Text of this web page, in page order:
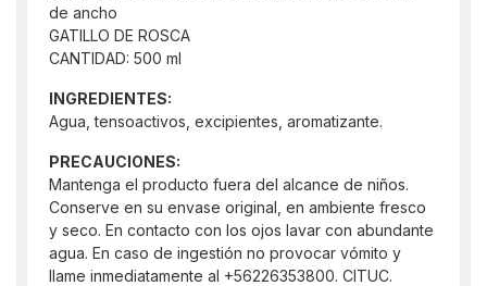
de ancho
GATILLO DE ROSCA
CANTIDAD: 500 ml
INGREDIENTES:
Agua, tensoactivos, excipientes, aromatizante.
PRECAUCIONES:
Mantenga el producto fuera del alcance de niños.
Conserve en su envase original, en ambiente fresco
y seco. En contacto con los ojos lavar con abundante
agua. En caso de ingestión no provocar vómito y
llame inmediatamente al +56226353800. CITUC.